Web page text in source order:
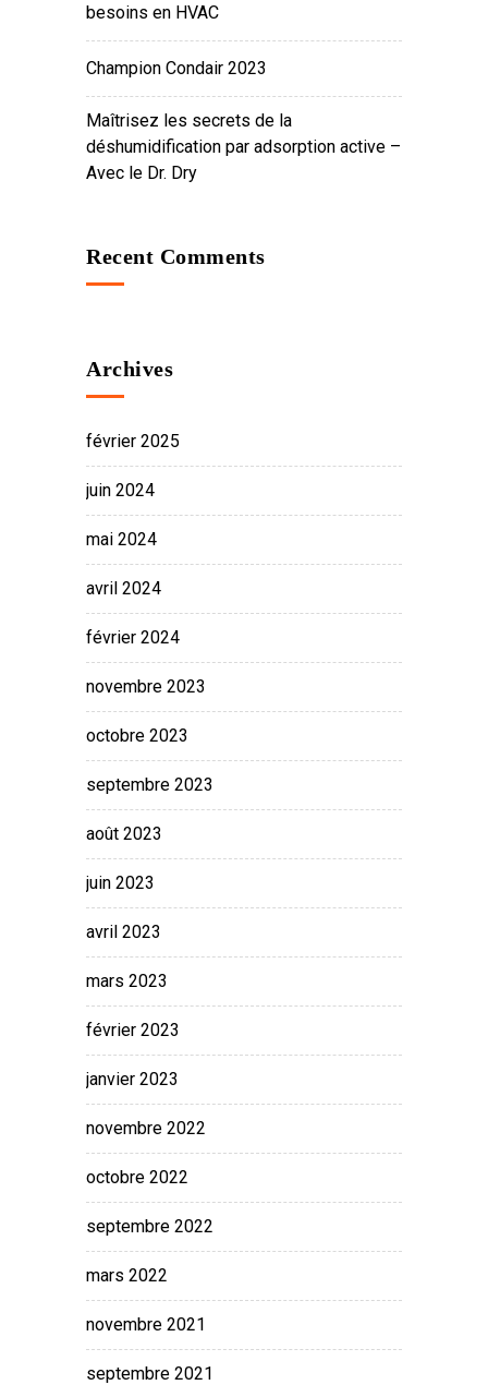
besoins en HVAC
Champion Condair 2023
Maîtrisez les secrets de la
déshumidification par adsorption active –
Avec le Dr. Dry
Recent Comments
Archives
février 2025
juin 2024
mai 2024
avril 2024
février 2024
novembre 2023
octobre 2023
septembre 2023
août 2023
juin 2023
avril 2023
mars 2023
février 2023
janvier 2023
novembre 2022
octobre 2022
septembre 2022
mars 2022
novembre 2021
septembre 2021